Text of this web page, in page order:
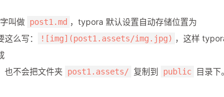
叫做 post1.md ，typora 默认设置自动存储位置为
这么写： ![img](post1.assets/img.jpg) ，这样
也不会把文件夹 post1.assets/ 复制到 public
目录下